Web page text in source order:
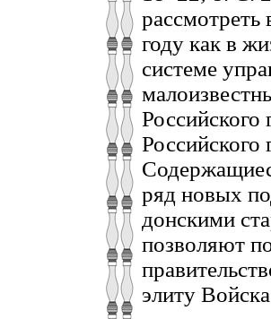
году как в
системе
Российского
Российского
ряд новых
донскими
позволяют
элиту